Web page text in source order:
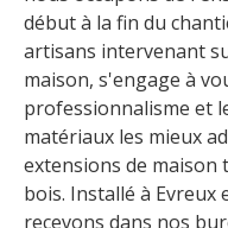
début à la fin du
artisans intervenant
maison, s'engage à
professionnalisme et
matériaux les mieux
extensions de
bois. Installé à
recevons dans nos